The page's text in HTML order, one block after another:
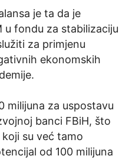
je ta da je
u fondu za stabilizaciju
za primjenu
ekonomskih
milijuna za uspostavu
banci FBiH, što
su već tamo
od 100 milijuna